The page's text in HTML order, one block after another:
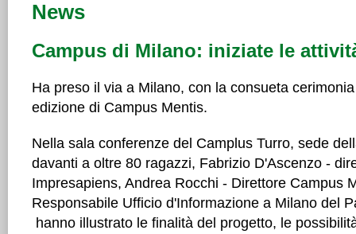
News
Campus di Milano: iniziate le
Ha preso il via a Milano, con la consueta
edizione di Campus Mentis.
Nella sala conferenze del Camplus Turro, sede
davanti a oltre 80 ragazzi, Fabrizio D'Ascenzo -
Impresapiens, Andrea Rocchi - Direttore Campus
Responsabile Ufficio d'Informazione a Milano del
hanno illustrato le finalità del progetto, le